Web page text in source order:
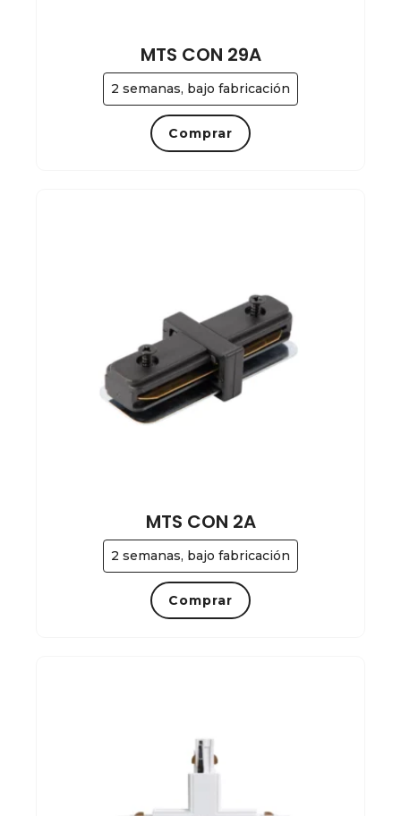
2 semanas, bajo fabricación
MTS CON 29A
Comprar
2 semanas, bajo fabricación
MTS CON 2A
Comprar